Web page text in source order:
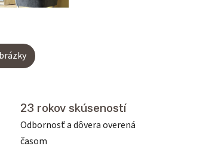
23 rokov skúseností
Odbornosť a dôvera overená
časom